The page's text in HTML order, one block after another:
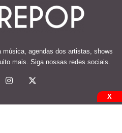
agendas dos artistas, shows
mais. Siga nossas redes sociais.
X